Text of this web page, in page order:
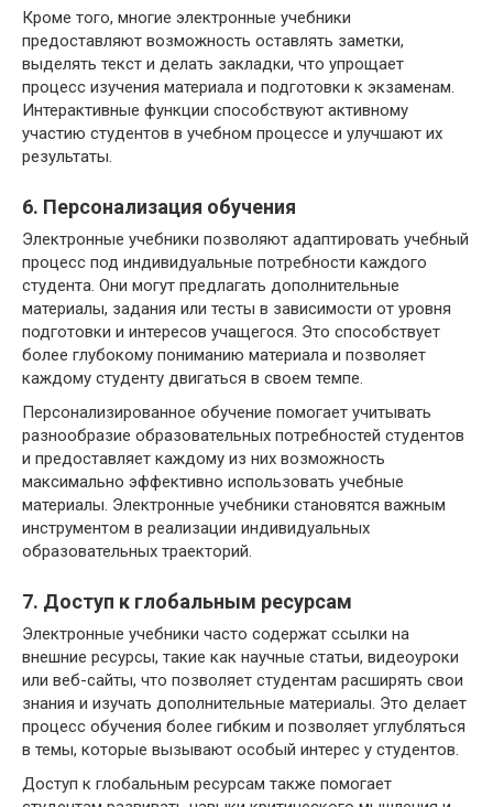
Кроме того, многие электронные учебники
предоставляют возможность оставлять заметки,
выделять текст и делать закладки, что упрощает
процесс изучения материала и подготовки к экзаменам.
Интерактивные функции способствуют активному
участию студентов в учебном процессе и улучшают их
результаты.
6. Персонализация обучения
Электронные учебники позволяют адаптировать учебный
процесс под индивидуальные потребности каждого
студента. Они могут предлагать дополнительные
материалы, задания или тесты в зависимости от уровня
подготовки и интересов учащегося. Это способствует
более глубокому пониманию материала и позволяет
каждому студенту двигаться в своем темпе.
Персонализированное обучение помогает учитывать
разнообразие образовательных потребностей студентов
и предоставляет каждому из них возможность
максимально эффективно использовать учебные
материалы. Электронные учебники становятся важным
инструментом в реализации индивидуальных
образовательных траекторий.
7. Доступ к глобальным ресурсам
Электронные учебники часто содержат ссылки на
внешние ресурсы, такие как научные статьи, видеоуроки
или веб-сайты, что позволяет студентам расширять свои
знания и изучать дополнительные материалы. Это делает
процесс обучения более гибким и позволяет углубляться
в темы, которые вызывают особый интерес у студентов.
Доступ к глобальным ресурсам также помогает